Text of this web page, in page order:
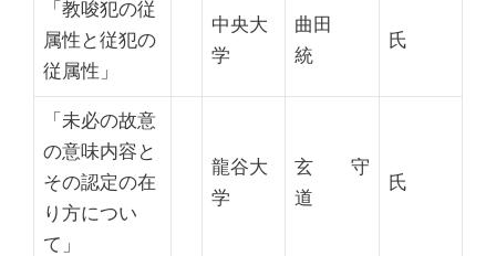
「教唆犯の従
属性と従犯の
従属性」
中央大
学
曲田
統
氏
「未必の故意
の意味内容と
その認定の在
り方につい
て」
龍谷大
学
玄 守
道
氏